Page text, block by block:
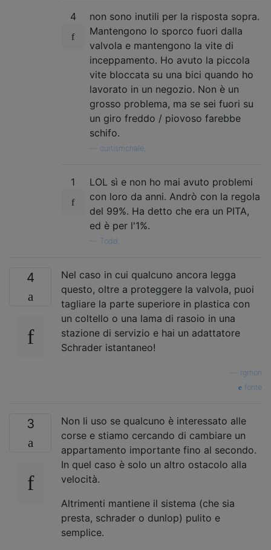
4
non sono inutili per la risposta sopra.
Mantengono lo sporco fuori dalla
valvola e mantengono la vite di
inceppamento. Ho avuto la piccola
vite bloccata su una bici quando ho
lavorato in un negozio. Non è un
grosso problema, ma se sei fuori su
un giro freddo / piovoso farebbe
schifo.
curtismchale,
1
LOL sì e non ho mai avuto problemi
con loro da anni. Andrò con la regola
del 99%. Ha detto che era un PITA,
ed è per l'1%.
Todd,
4
Nel caso in cui qualcuno ancora legga
questo, oltre a proteggere la valvola, puoi
tagliare la parte superiore in plastica con
un coltello o una lama di rasoio in una
stazione di servizio e hai un adattatore
Schrader istantaneo!
rgrhon
fonte
3
Non li uso se qualcuno è interessato alle
corse e stiamo cercando di cambiare un
appartamento importante fino al secondo.
In quel caso è solo un altro ostacolo alla
velocità.
Altrimenti mantiene il sistema (che sia
presta, schrader o dunlop) pulito e
semplice.